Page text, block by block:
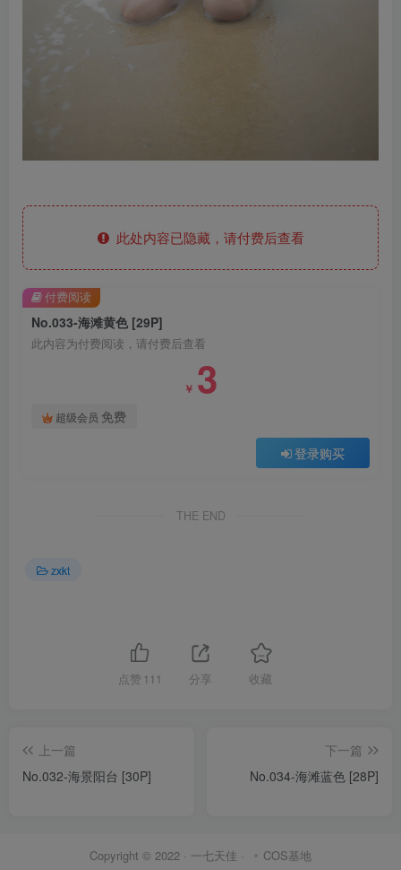
此处内容已隐藏，请付费后查看
No.033-海滩黄色 [29P]
此内容为付费阅读，请付费后查看
￥ 3
超级会员 免费
登录购买
付费阅读
THE END
zxkt
点赞 111 分享 收藏
上一篇
No.032-海景阳台 [30P]
下一篇
No.034-海滩蓝色 [28P]
Copyright © 2022 · 一七天佳 · COS基地